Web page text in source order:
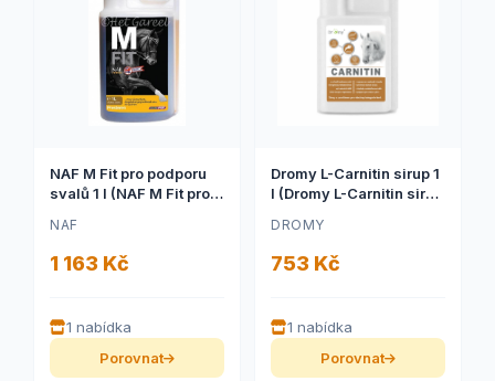
NAF M Fit pro podporu
svalů 1 l (NAF M Fit pro
dávkovačem 1000ml)
NAF
1 163 Kč
1 nabídka
Porovnat
Dromy L-Carnitin sirup 1
l (Dromy L-Carnitin sirup
DROMY
753 Kč
1 nabídka
Porovnat